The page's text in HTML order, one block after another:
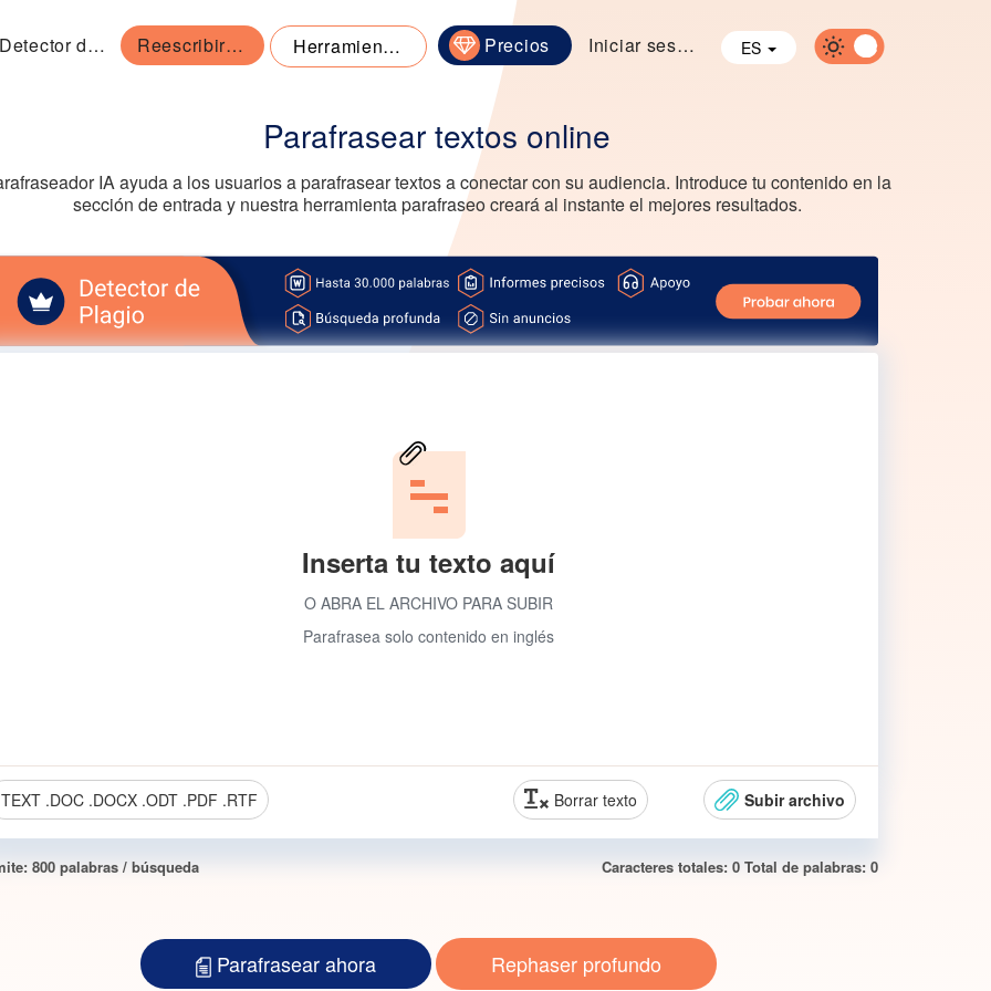
Detector de Plagio Reescribir textos Herramientas Precios Iniciar sesión ES
Parafrasear textos online
IA ayuda a los usuarios a parafrasear textos a conectar con su audiencia. Introduce tu contenido en la
sección de entrada y nuestra herramienta parafraseo creará al instante el mejores resultados.
Inserta tu texto aquí
O ABRA EL ARCHIVO PARA SUBIR
Parafrasea solo contenido en inglés
.DOC .DOCX .ODT .PDF .RTF Subir archivo
Borrar texto
800 palabras / búsqueda Caracteres totales: 0 Total de palabras: 0
Parafrasear ahora Rephaser profundo